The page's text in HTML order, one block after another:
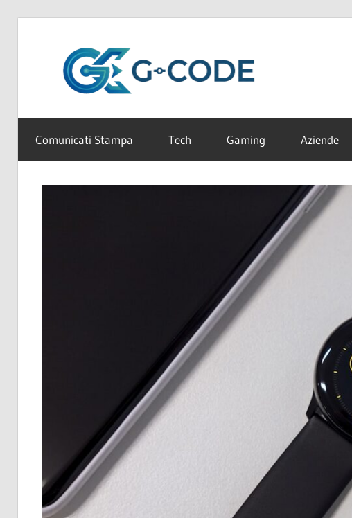
contenuto
Code
e
altri
contenuti
Comunicati Stampa Tech Gaming Aziende